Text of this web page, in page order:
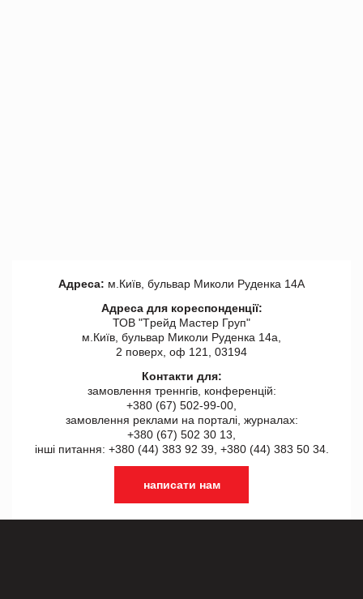
Адреса: м.Київ, бульвар Миколи Руденка 14А
Адреса для кореспонденції:
ТОВ "Tрейд Мастер Груп"
м.Київ, бульвар Миколи Руденка 14а,
2 поверх, оф 121, 03194
Контакти для:
замовлення треннгів, конференцій:
+380 (67) 502-99-00,
замовлення реклами на порталі, журналах:
+380 (67) 502 30 13,
інші питання: +380 (44) 383 92 39, +380 (44) 383 50 34.
написати нам